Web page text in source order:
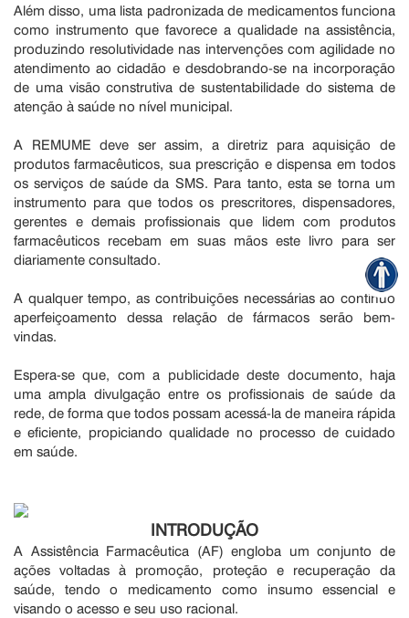
Além disso, uma lista padronizada de medicamentos funciona
como instrumento que favorece a qualidade na assistência,
produzindo resolutividade nas intervenções com agilidade no
atendimento ao cidadão e desdobrando-se na incorporação
de uma visão construtiva de sustentabilidade do sistema de
atenção à saúde no nível municipal.
A REMUME deve ser assim, a diretriz para aquisição de
produtos farmacêuticos, sua prescrição e dispensa em todos
os serviços de saúde da SMS. Para tanto, esta se torna um
instrumento para que todos os prescritores, dispensadores,
gerentes e demais profissionais que lidem com produtos
farmacêuticos recebam em suas mãos este livro para ser
diariamente consultado.
A qualquer tempo, as contribuições necessárias ao contínuo
aperfeiçoamento dessa relação de fármacos serão bem-
vindas.
Espera-se que, com a publicidade deste documento, haja
uma ampla divulgação entre os profissionais de saúde da
rede, de forma que todos possam acessá-la de maneira rápida
e eficiente, propiciando qualidade no processo de cuidado
em saúde.
INTRODUÇÃO
A Assistência Farmacêutica (AF) engloba um conjunto de
ações voltadas à promoção, proteção e recuperação da
saúde, tendo o medicamento como insumo essencial e
visando o acesso e seu uso racional.